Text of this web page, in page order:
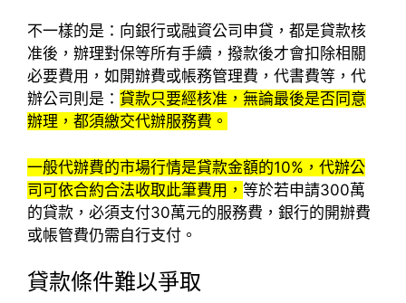
不一樣的是：向銀行或融資公司申貸，都是貸款核
准後，辦理對保等所有手續，撥款後才會扣除相關
必要費用，如開辦費或帳務管理費，代書費等，代
辦公司則是： 貸款只要經核准，無論最後是否同意
辦理，都須繳交代辦服務費。
一般代辦費的市場行情是貸款金額的10%，代辦公
司可依合約合法收取此筆費用， 等於若申請300萬
的貸款，必須支付30萬元的服務費，銀行的開辦費
或帳管費仍需自行支付。
貸款條件難以爭取